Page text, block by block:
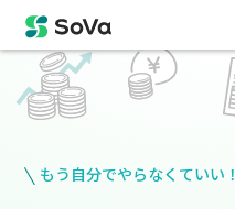
もう自分でやらなくていい！